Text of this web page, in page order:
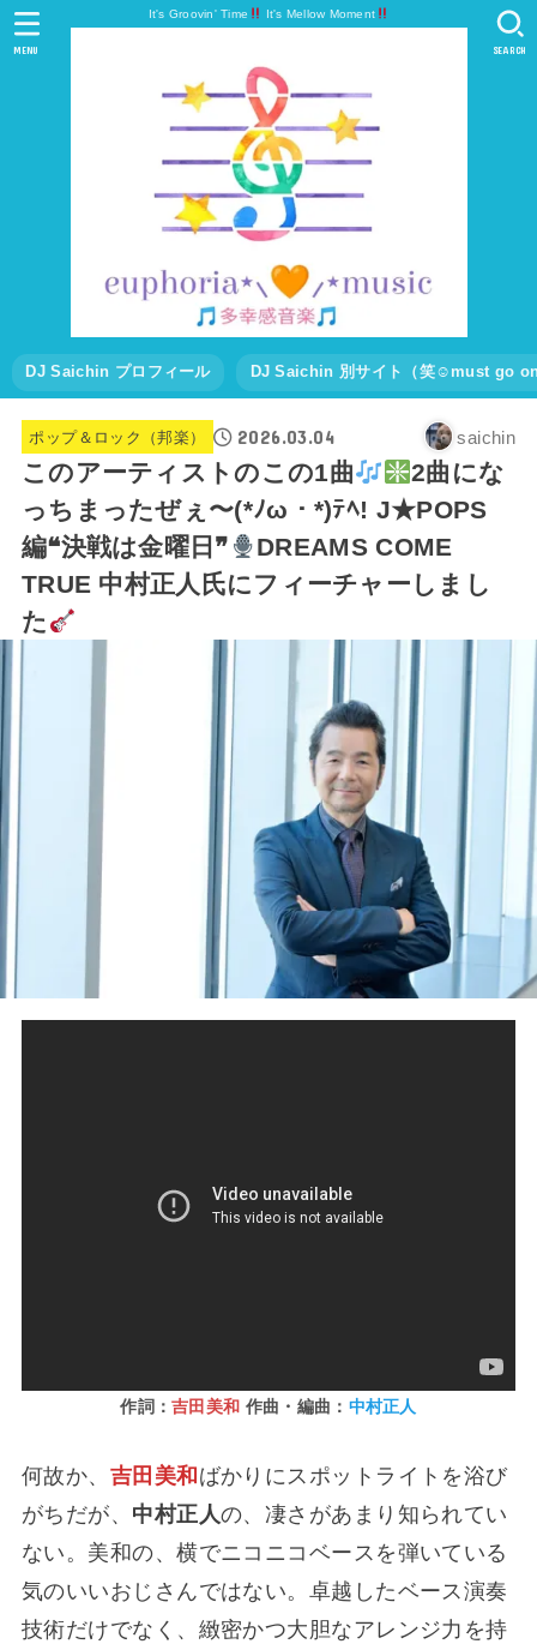
It's Groovin' Time It's Mellow Moment
DJ Saichin プロフィール DJ Saichin 別サイト（笑☺must go
SEARCH
MENU
ポップ＆ロック（邦楽） 2026.03.04 saichin
このアーティストのこの1曲
2曲にな
っちまったぜぇ〜(*ﾉω・*)ﾃﾍ! J★POPS
編❝決戦は金曜日❞
DREAMS COME
TRUE 中村正人氏にフィーチャーしまし
た
作詞：吉田美和 作曲・編曲： 中村正人
何故か、 吉田美和 ばかりにスポットライトを浴び
がちだが、 中村正人の、凄さがあまり知られてい
ない。美和の、横でニコニコベースを弾いている
気のいいおじさんではない。卓越したベース演奏
技術だけでなく、緻密かつ大胆なアレンジ力を持